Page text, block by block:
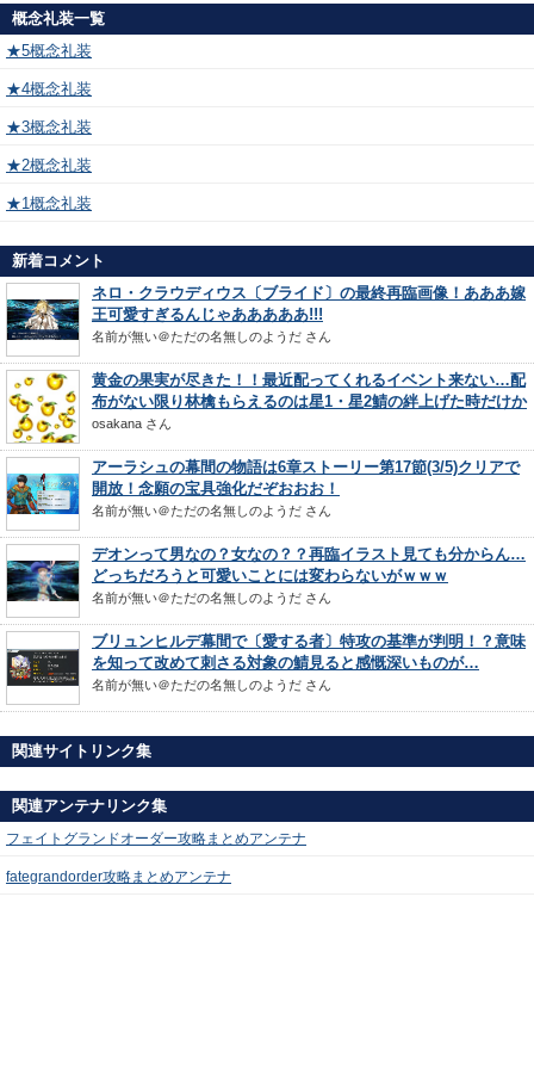
概念礼装一覧
★5概念礼装
★4概念礼装
★3概念礼装
★2概念礼装
★1概念礼装
新着コメント
ネロ・クラウディウス〔ブライド〕の最終再臨画像！あああ嫁
王可愛すぎるんじゃあああああ!!!
名前が無い＠ただの名無しのようだ さん
黄金の果実が尽きた！！最近配ってくれるイベント来ない…配
布がない限り林檎もらえるのは星1・星2鯖の絆上げた時だけか
osakana さん
アーラシュの幕間の物語は6章ストーリー第17節(3/5)クリアで
開放！念願の宝具強化だぞおおお！
名前が無い＠ただの名無しのようだ さん
デオンって男なの？女なの？？再臨イラスト見ても分からん…
どっちだろうと可愛いことには変わらないがｗｗｗ
名前が無い＠ただの名無しのようだ さん
ブリュンヒルデ幕間で〔愛する者〕特攻の基準が判明！？意味
を知って改めて刺さる対象の鯖見ると感慨深いものが…
名前が無い＠ただの名無しのようだ さん
関連サイトリンク集
関連アンテナリンク集
フェイトグランドオーダー攻略まとめアンテナ
fategrandorder攻略まとめアンテナ